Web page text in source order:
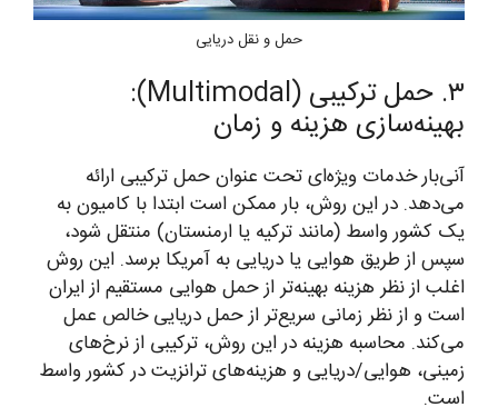
حمل و نقل دریایی
۳. حمل ترکیبی (Multimodal):
بهینه‌سازی هزینه و زمان
آنی‌بار خدمات ویژه‌ای تحت عنوان حمل ترکیبی ارائه
می‌دهد. در این روش، بار ممکن است ابتدا با کامیون به
یک کشور واسط (مانند ترکیه یا ارمنستان) منتقل شود،
سپس از طریق هوایی یا دریایی به آمریکا برسد. این روش
اغلب از نظر هزینه بهینه‌تر از حمل هوایی مستقیم از ایران
است و از نظر زمانی سریع‌تر از حمل دریایی خالص عمل
می‌کند. محاسبه هزینه در این روش، ترکیبی از نرخ‌های
زمینی، هوایی/دریایی و هزینه‌های ترانزیت در کشور واسط
است.